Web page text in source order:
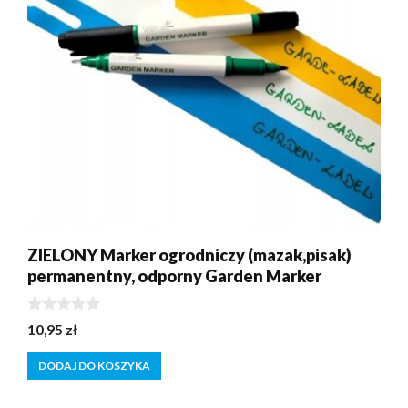
ZIELONY Marker ogrodniczy (mazak,pisak)
permanentny, odporny Garden Marker
0
z
5
10,95 zł
DODAJ DO KOSZYKA